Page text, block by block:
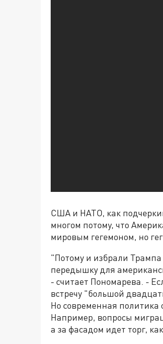
США и НАТО, как
многом потому, что
мировым гегемоном, но
"Потому и избрали Трампа
передышку для
- считает Пономарева. -
встречу "большой
Но современная политика
Например, вопросы
а за фасадом идет торг,